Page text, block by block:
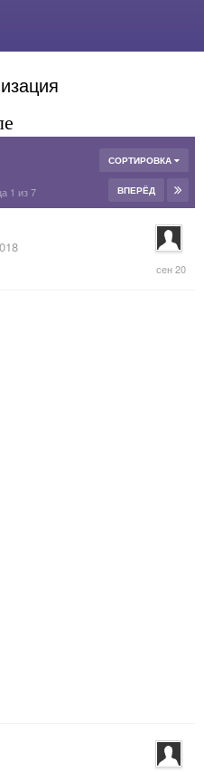
СОРТИРОВКА
ВПЕРЁД
1 из 7
сен